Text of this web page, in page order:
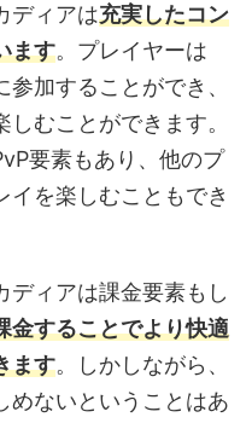
ディアは充実したコン
ます。プレイヤーは
加することができ、
むことができます。
要素もあり、他のプ
イを楽しむこともでき
ディアは課金要素もし
金することでより快適
ます。しかしながら、
めないということはあ